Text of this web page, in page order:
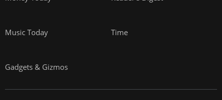
Music Today Time
Gadgets & Gizmos